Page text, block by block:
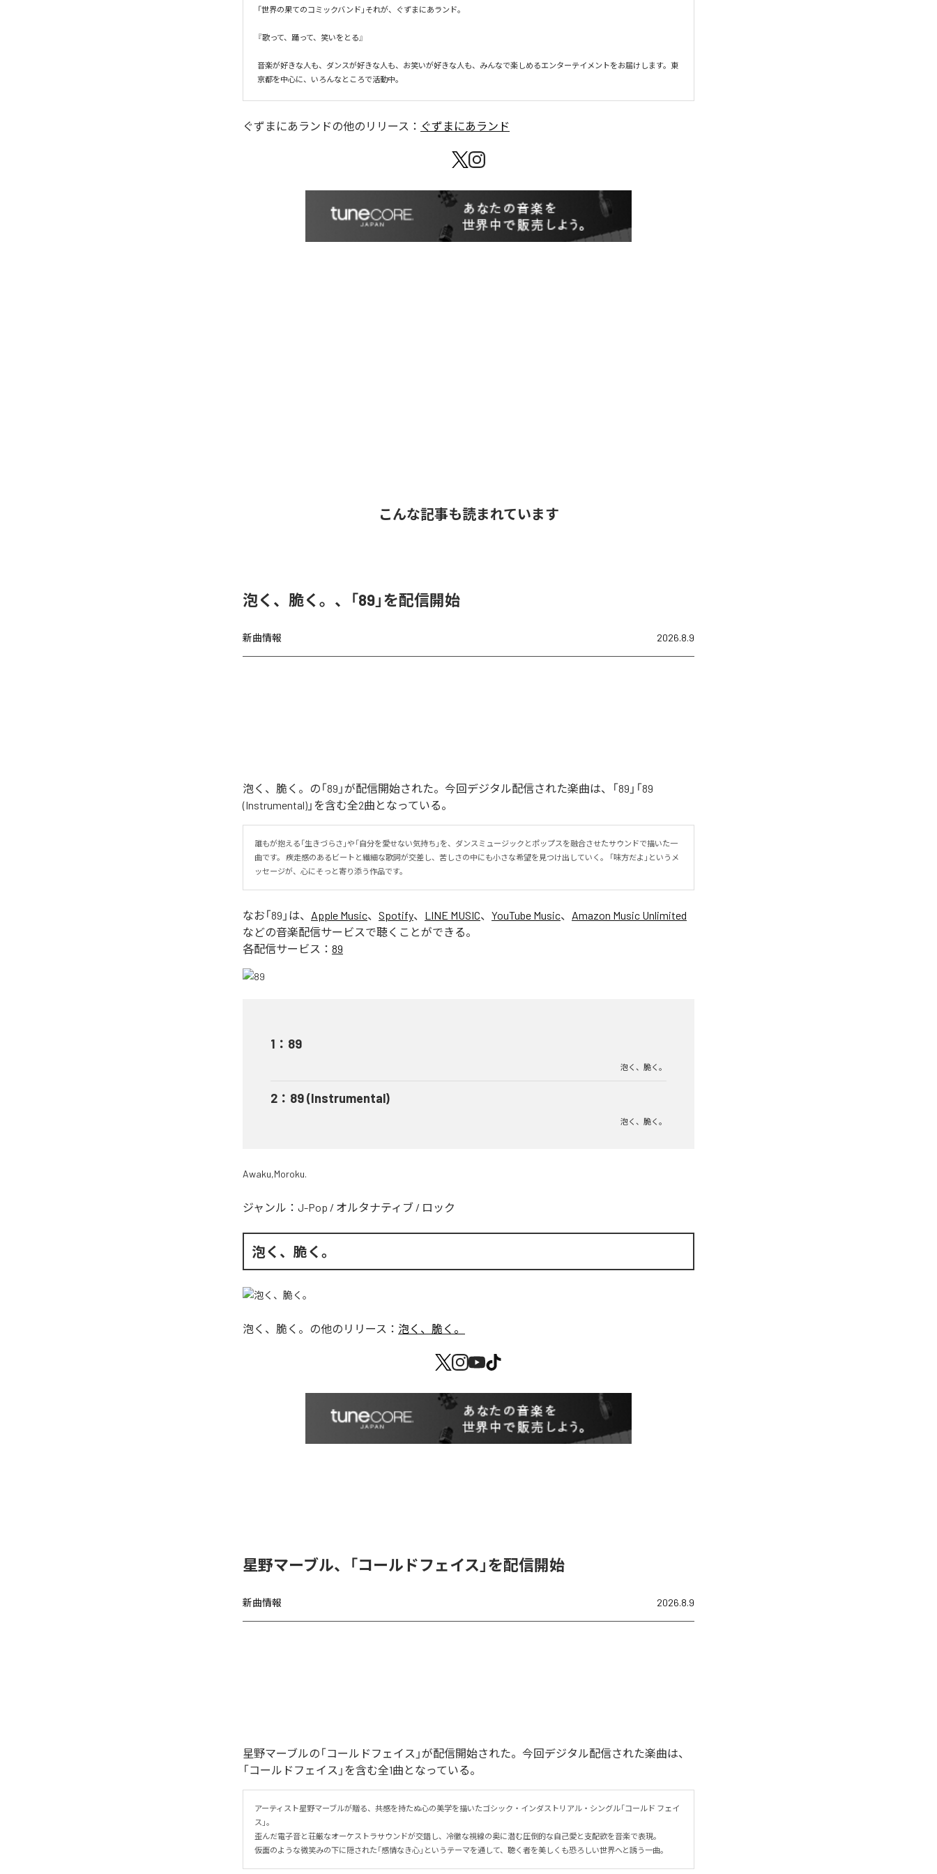
「世界の果てのコミックバンド」それが、ぐずまにあランド。
『歌って、踊って、笑いをとる』
音楽が好きな人も、ダンスが好きな人も、お笑いが好きな人も、みんなで楽しめるエンターテイメントをお届けします。東
京都を中心に、いろんなところで活動中。
ぐずまにあランドの他のリリース： ぐずまにあランド
こんな記事も読まれています
泡く、脆く。、「89」を配信開始
新曲情報 2026.8.9
泡く、脆く。の「89」が配信開始された。今回デジタル配信された楽曲は、「89」「89
(Instrumental)」を含む全2曲となっている。
誰もが抱える「生きづらさ」や「自分を愛せない気持ち」を、ダンスミュージックとポップスを融合させたサウンドで描いた一
曲です。 疾走感のあるビートと繊細な歌詞が交差し、苦しさの中にも小さな希望を見つけ出していく。 「味方だよ」というメ
ッセージが、心にそっと寄り添う作品です。
なお「89 」は、 Apple Music、 Spotify、 LINE MUSIC、 YouTube Music、 Amazon Music Unlimited
などの音楽配信サービスで聴くことができる。
各配信サービス： 89
1 ： 89
泡く、脆く。
2 ： 89 (Instrumental)
泡く、脆く。
Awaku,Moroku.
ジャンル： J-Pop / オルタナティブ / ロック
泡く、脆く。
泡く、脆く。 の他のリリース： 泡く、脆く。
星野マーブル、「コールドフェイス」を配信開始
新曲情報 2026.8.9
星野マーブルの「コールドフェイス」が配信開始された。今回デジタル配信された楽曲は、
「コールドフェイス」を含む全1曲となっている。
アーティスト星野マーブルが贈る、共感を持たぬ心の美学を描いたゴシック・インダストリアル・シングル「コールド フェイ
ス」。
歪んだ電子音と荘厳なオーケストラサウンドが交錯し、冷徹な視線の奥に潜む圧倒的な自己愛と支配欲を音楽で表現。
仮面のような微笑みの下に隠された「感情なき心」というテーマを通して、聴く者を美しくも恐ろしい世界へと誘う一曲。